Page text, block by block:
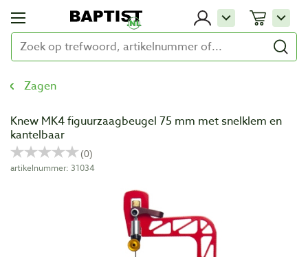
Zagen
Knew MK4 figuurzaagbeugel 75 mm met snelklem en
kantelbaar
artikelnummer: 31034